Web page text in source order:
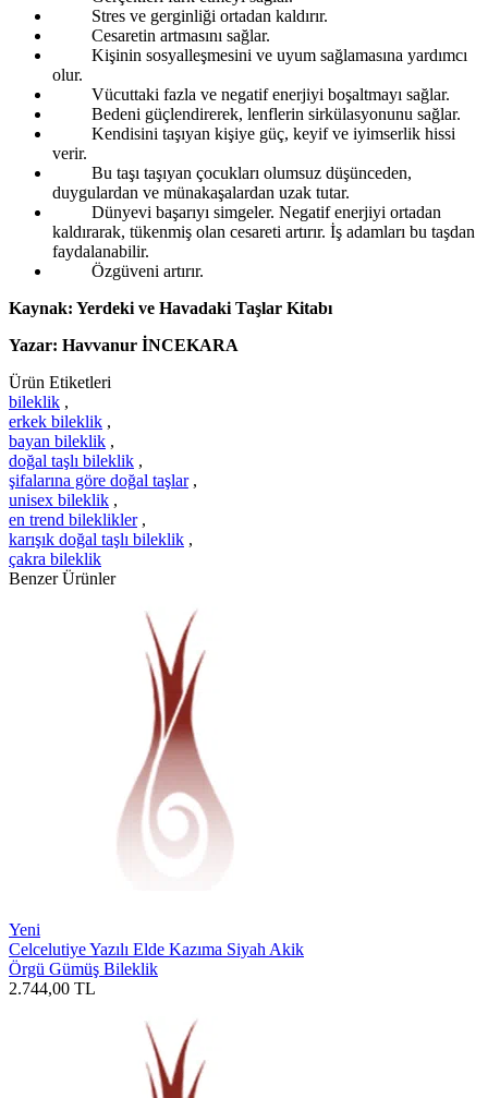
Stres ve gerginliği ortadan kaldırır.
Cesaretin artmasını sağlar.
Kişinin sosyalleşmesini ve uyum sağlamasına yardımcı
olur.
Vücuttaki fazla ve negatif enerjiyi boşaltmayı sağlar.
Bedeni güçlendirerek, lenflerin sirkülasyonunu sağlar.
Kendisini taşıyan kişiye güç, keyif ve iyimserlik hissi
verir.
Bu taşı taşıyan çocukları olumsuz düşünceden,
duygulardan ve münakaşalardan uzak tutar.
Dünyevi başarıyı simgeler. Negatif enerjiyi ortadan
kaldırarak, tükenmiş olan cesareti artırır. İş adamları bu taşdan
faydalanabilir.
Özgüveni artırır.
Kaynak: Yerdeki ve Havadaki Taşlar Kitabı
Yazar: Havvanur İNCEKARA
Ürün Etiketleri
bileklik ,
erkek bileklik ,
bayan bileklik ,
doğal taşlı bileklik ,
şifalarına göre doğal taşlar ,
unisex bileklik ,
en trend bileklikler ,
karışık doğal taşlı bileklik ,
çakra bileklik
Benzer Ürünler
Yeni
Celcelutiye Yazılı Elde Kazıma Siyah Akik
Örgü Gümüş Bileklik
2.744,00 TL